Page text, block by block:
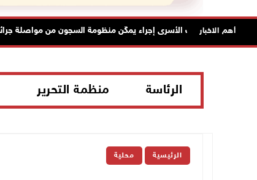
أهم الاخبار
أمرَ منع زيارات الأسرى إجراء يمكّن منظومة السجون من مواصلة جرائمها
الرئاسة منظمة التحرير
الرئيسية محلية